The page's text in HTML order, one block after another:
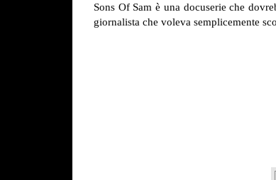
Sons Of Sam è una docuserie che
giornalista che voleva semplicemente